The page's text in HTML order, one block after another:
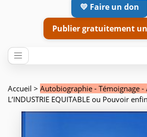
💛 Faire un don
Publier gratuitement
Accueil > Autobiographie - Témoignage
L’INDUSTRIE EQUITABLE ou Pouvoir